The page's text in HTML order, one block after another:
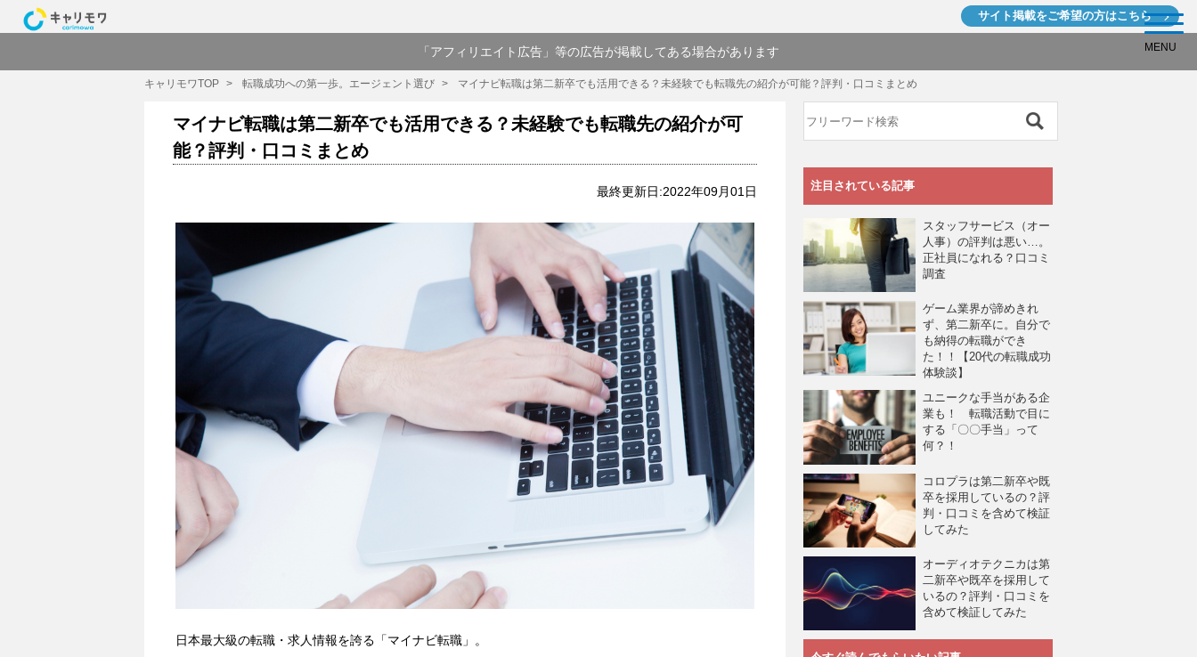
サイト掲載をご希望の方はこちら
「アフィリエイト広告」等の広告が掲載してある場合があります MENU
キャリモワTOP 転職成功への第一歩。エージェント選び マイナビ転職は第二新卒でも活用できる？未経験でも転職先の紹介が可能？評判・口コミまとめ
マイナビ転職は第二新卒でも活用できる？未経験でも転職先の紹介が可
能？評判・口コミまとめ
最終更新日:2022年09月01日
日本最大級の転職・求人情報を誇る「マイナビ転職」。
注目されている記事
スタッフサービス（オー
人事）の評判は悪い…。
正社員になれる？口コミ
調査
ゲーム業界が諦めきれ
ず、第二新卒に。自分で
も納得の転職ができ
た！！【20代の転職成功
体験談】
ユニークな手当がある企
業も！ 転職活動で目に
する「〇〇手当」って
何？！
コロプラは第二新卒や既
卒を採用しているの？評
判・口コミを含めて検証
してみた
オーディオテクニカは第
二新卒や既卒を採用して
いるの？評判・口コミを
含めて検証してみた